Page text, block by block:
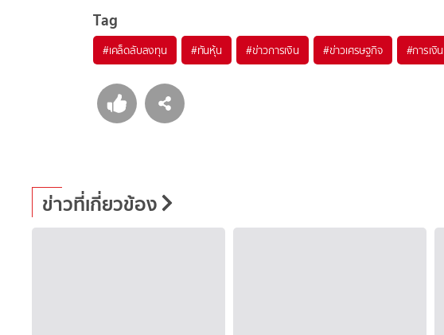
Tag
#เคล็ดลับลงทุน #ทันหุ้น #ข่าวการเงิน #ข่าวเศรษฐกิจ #การเงิน
ข่าวที่เกี่ยวข้อง